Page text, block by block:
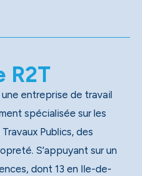
R2T
entreprise de travail
spécialisée sur les
Publics, des
sur un
dont 13 en Ile-de-